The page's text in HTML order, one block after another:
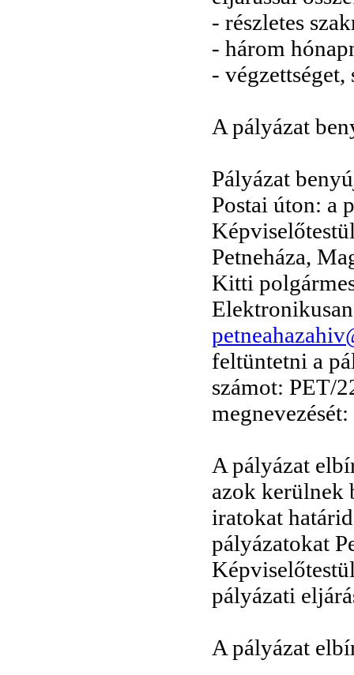
- részletes
- három
-
A pályázat
Pályázat
Postai úton: a
Petneháza,
Kitti
feltüntetni a
számot: PET/
A pályázat
azok kerülnek
iratokat
pályázatokat
pályázati
A pályázat